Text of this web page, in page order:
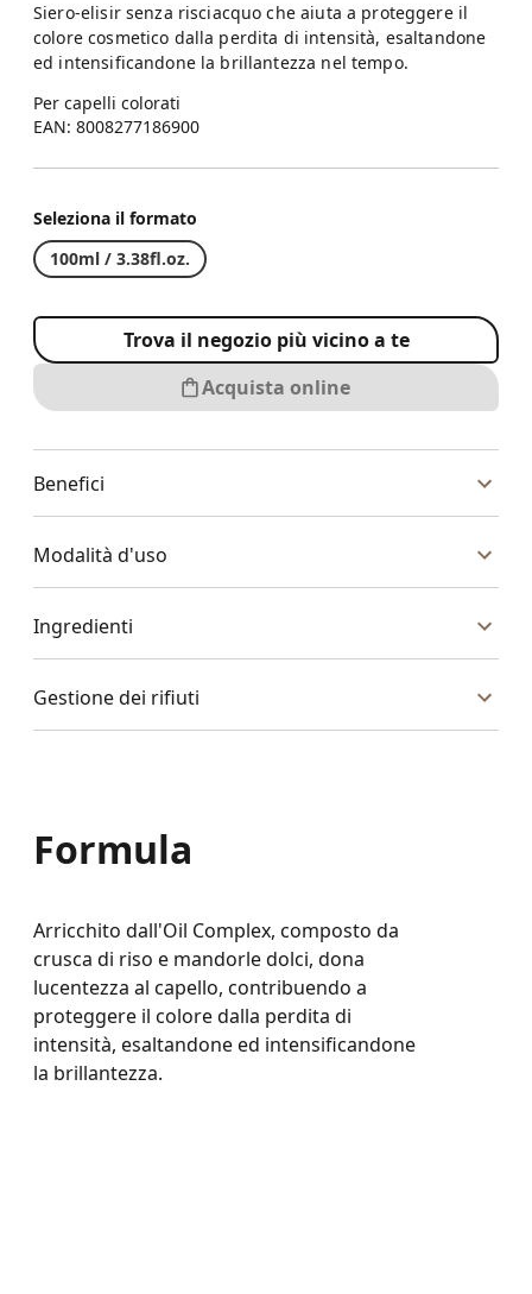
Siero-elisir senza risciacquo che aiuta a proteggere il
colore cosmetico dalla perdita di intensità, esaltandone
ed intensificandone la brillantezza nel tempo.
Per capelli colorati
EAN: 8008277186900
Seleziona il formato
100ml / 3.38fl.oz.
Trova il negozio più vicino a te
Acquista online
Benefici
Modalità d'uso
Ingredienti
Gestione dei rifiuti
Formula
Arricchito dall'Oil Complex, composto da
crusca di riso e mandorle dolci, dona
lucentezza al capello, contribuendo a
proteggere il colore dalla perdita di
intensità, esaltandone ed intensificandone
la brillantezza.